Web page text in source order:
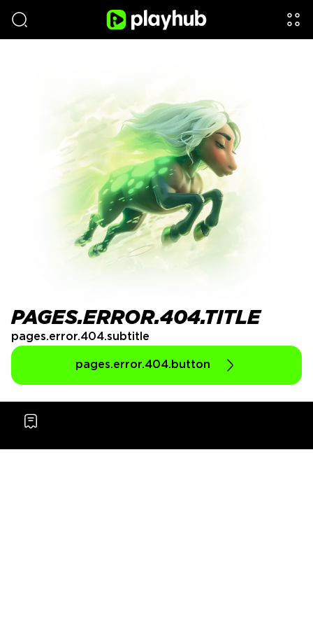
PAGES.ERROR.404.TITLE
pages.error.404.subtitle
pages.error.404.button